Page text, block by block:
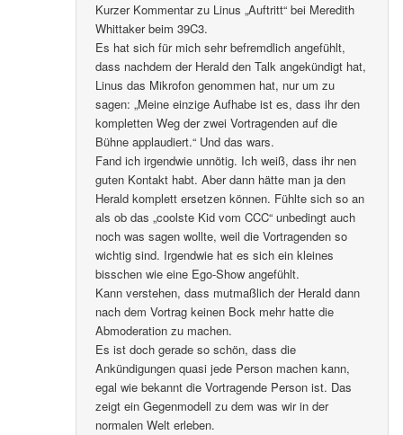
Kurzer Kommentar zu Linus „Auftritt“ bei Meredith
Whittaker beim 39C3.
Es hat sich für mich sehr befremdlich angefühlt,
dass nachdem der Herald den Talk angekündigt hat,
Linus das Mikrofon genommen hat, nur um zu
sagen: „Meine einzige Aufhabe ist es, dass ihr den
kompletten Weg der zwei Vortragenden auf die
Bühne applaudiert.“ Und das wars.
Fand ich irgendwie unnötig. Ich weiß, dass ihr nen
guten Kontakt habt. Aber dann hätte man ja den
Herald komplett ersetzen können. Fühlte sich so an
als ob das „coolste Kid vom CCC“ unbedingt auch
noch was sagen wollte, weil die Vortragenden so
wichtig sind. Irgendwie hat es sich ein kleines
bisschen wie eine Ego-Show angefühlt.
Kann verstehen, dass mutmaßlich der Herald dann
nach dem Vortrag keinen Bock mehr hatte die
Abmoderation zu machen.
Es ist doch gerade so schön, dass die
Ankündigungen quasi jede Person machen kann,
egal wie bekannt die Vortragende Person ist. Das
zeigt ein Gegenmodell zu dem was wir in der
normalen Welt erleben.